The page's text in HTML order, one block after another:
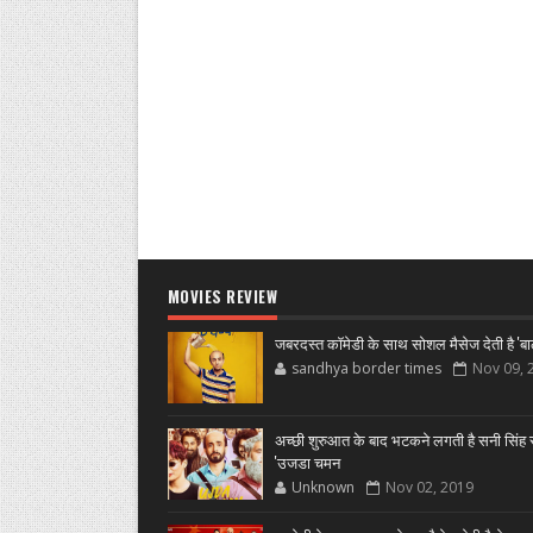
MOVIES REVIEW
जबरदस्त कॉमेडी के साथ सोशल मैसेज देती है
sandhya border times Nov 09,
अच्छी शुरुआत के बाद भटकने लगती है सनी सिंह
'उजडा चमन
Unknown Nov 02, 2019